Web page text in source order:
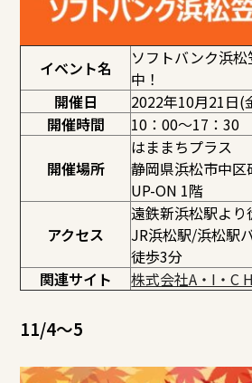
イベント名
ソフトバンク浜
中！
開催日
2022年10月21日(
開催時間
10：00～17：30
開催場所
はままちプラス
静岡県浜松市中
UP-ON 1階
アクセス
遠鉄新浜松駅より
JR浜松駅/浜松駅
徒歩3分
関連サイト
株式会社A・I・C
11/4～5